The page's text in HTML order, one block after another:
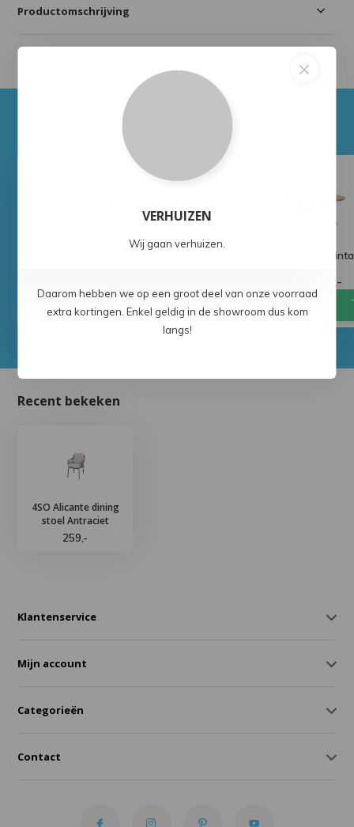
Productomschrijving
Prado ovaal teak
1.799,-
Recent bekeken
4SO Alicante dining
stoel Antraciet
259,-
Klantenservice
Mijn account
Categorieën
Contact
VERHUIZEN
Wij gaan verhuizen.
Daarom hebben we op een groot deel van onze voorraad
extra kortingen. Enkel geldig in de showroom dus kom
langs!